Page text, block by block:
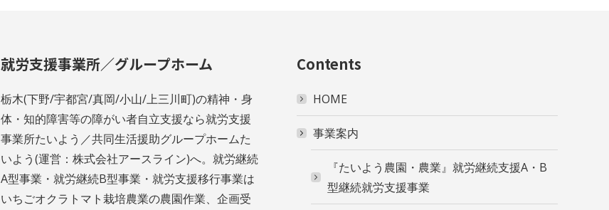
就労支援事業所／グループホーム
栃木(下野/宇都宮/真岡/小山/上三川町)の精神・身
体・知的障害等の障がい者自立支援なら就労支援
事業所たいよう／共同生活援助グループホームた
いよう(運営：株式会社アースライン)へ。就労継続
A型事業・就労継続B型事業・就労支援移行事業は
いちごオクラトマト栽培農業の農園作業、企画受
Contents
HOME
事業案内
『たいよう農園・農業』就労継続支援A・B
型継続就労支援事業